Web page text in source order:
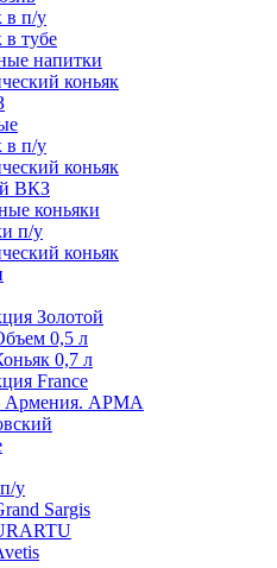
в п/у
в тубе
напитки
коньяк
в п/у
коньяк
ВКЗ
коньяки
п/у
коньяк
Золотой
0,5 л
0,7 л
France
Армения. АРМА
у
Sargis